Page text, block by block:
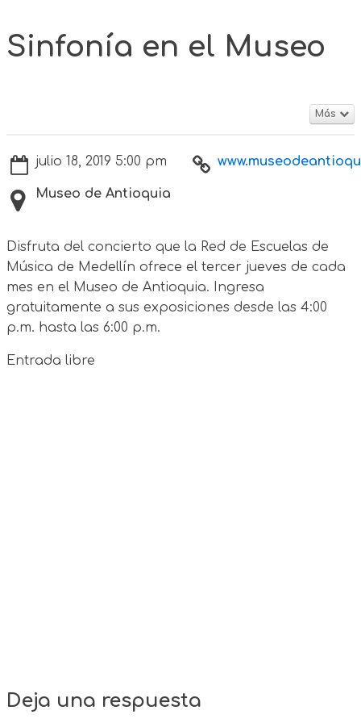
Sinfonía en el Museo
Más
julio 18, 2019 5:00 pm
Museo de Antioquia
Disfruta del concierto que la Red de Escuelas de
Música de Medellín ofrece el tercer jueves de cada
mes en el Museo de Antioquia. Ingresa
gratuitamente a sus exposiciones desde las 4:00
p.m. hasta las 6:00 p.m.
Entrada libre
Deja una respuesta